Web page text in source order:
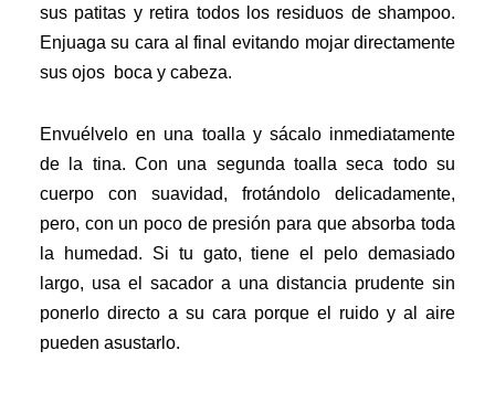
sus patitas y retira todos los residuos de shampoo.
Enjuaga su cara al final evitando mojar directamente
sus ojos boca y cabeza.
Envuélvelo en una toalla y sácalo inmediatamente
de la tina. Con una segunda toalla seca todo su
cuerpo con suavidad, frotándolo delicadamente,
pero, con un poco de presión para que absorba toda
la humedad. Si tu gato, tiene el pelo demasiado
largo, usa el sacador a una distancia prudente sin
ponerlo directo a su cara porque el ruido y al aire
pueden asustarlo.